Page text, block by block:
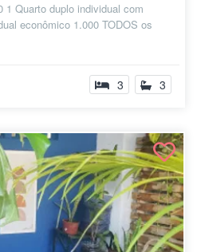
1 Quarto duplo individual com
econômico 1.000 TODOS os
3 3